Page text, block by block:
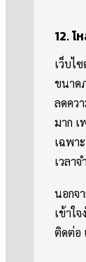
12. โ
เว็บไ
ขนาด
ลดคว
มาก เ
เฉพา
เวลาจ
นอกจ
เข้าใ
ติดต่อ